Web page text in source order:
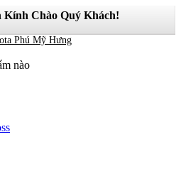
Chào Quý Khách!
Phú Mỹ Hưng
nào